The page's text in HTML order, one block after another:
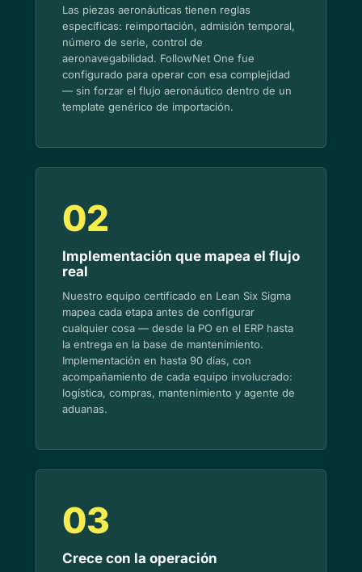
Las piezas aeronáuticas tienen reglas
específicas: reimportación, admisión temporal,
número de serie, control de
aeronavegabilidad. FollowNet One fue
configurado para operar con esa complejidad
— sin forzar el flujo aeronáutico dentro de un
template genérico de importación.
02
Implementación que mapea el flujo
real
Nuestro equipo certificado en Lean Six Sigma
mapea cada etapa antes de configurar
cualquier cosa — desde la PO en el ERP hasta
la entrega en la base de mantenimiento.
Implementación en hasta 90 días, con
acompañamiento de cada equipo involucrado:
logística, compras, mantenimiento y agente de
aduanas.
03
Crece con la operación